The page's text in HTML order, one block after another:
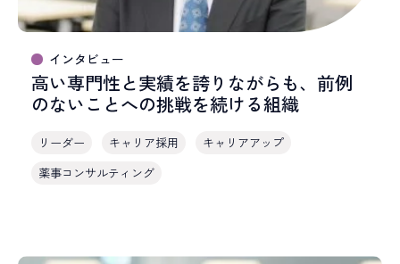
インタビュー
高い専門性と実績を誇りながらも、前例
のないことへの挑戦を続ける組織
リーダー キャリア採用
キャリアアップ
薬事コンサルティング